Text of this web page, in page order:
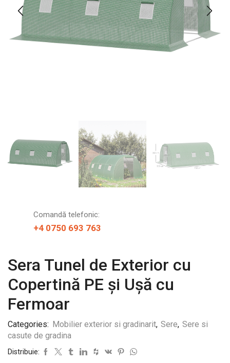
Comandă telefonic:
+4 0750 693 763
Sera Tunel de Exterior cu
Copertină PE și Ușă cu
Fermoar
Categories: Mobilier exterior si gradinarit, Sere, Sere si
casute de gradina
Distribuie: